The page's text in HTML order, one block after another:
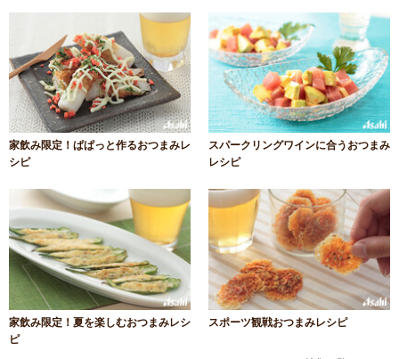
家飲み限定！ぱぱっと作るおつまみレ
シピ
スパークリングワインに合うおつまみ
レシピ
家飲み限定！夏を楽しむおつまみレシ
ピ
スポーツ観戦おつまみレシピ